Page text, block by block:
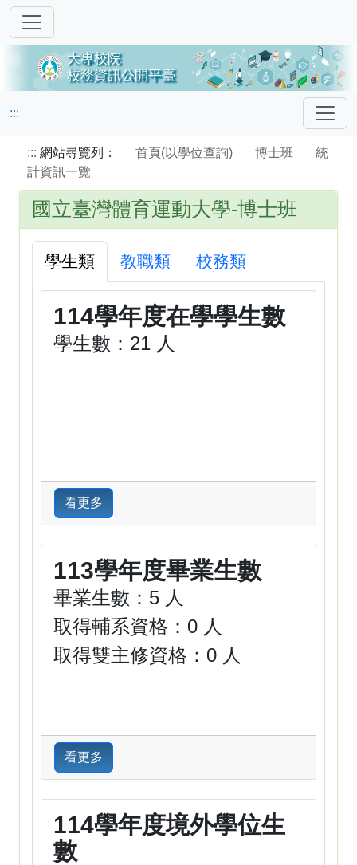
:::
::: 網站尋覽列： 首頁(以學位查詢) 博士班
統
計資訊一覽
國立臺灣體育運動大學-博士班
學生類 教職類 校務類
114學年度在學學生數
學生數：21 人
看更多
113學年度畢業生數
畢業生數：5 人
取得輔系資格：0 人
取得雙主修資格：0 人
看更多
114學年度境外學位生
數